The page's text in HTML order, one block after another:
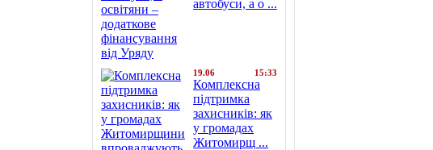
автобуси, а о ...
19.06 15:33
Комплексна
підтримка
захисників: як
у громадах
Житомирщ ...